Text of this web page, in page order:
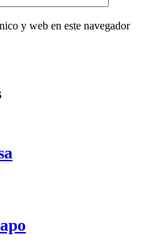
y web en este navegador